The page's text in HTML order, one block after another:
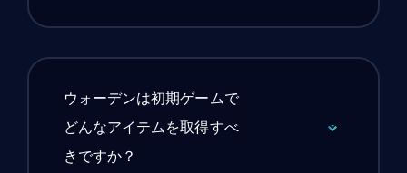
ウォーデンは初期ゲームで
どんなアイテムを取得すべ
きですか？